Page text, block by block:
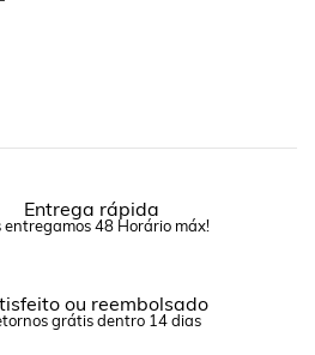
Entrega rápida
entregamos 48 Horário máx!
ou reembolsado
grátis dentro 14 dias